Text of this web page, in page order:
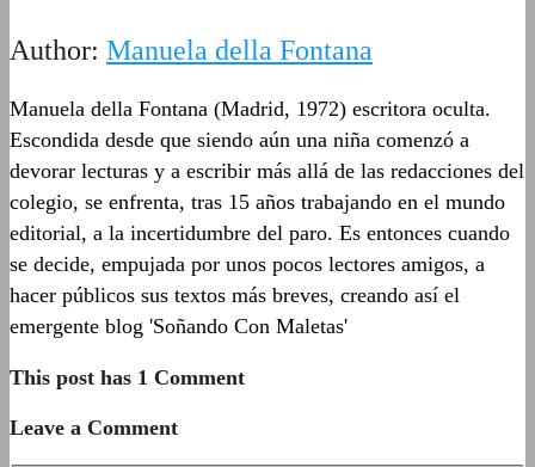
Author: Manuela della Fontana
Manuela della Fontana (Madrid, 1972) escritora oculta.
Escondida desde que siendo aún una niña comenzó a
devorar lecturas y a escribir más allá de las redacciones del
colegio, se enfrenta, tras 15 años trabajando en el mundo
editorial, a la incertidumbre del paro. Es entonces cuando
se decide, empujada por unos pocos lectores amigos, a
hacer públicos sus textos más breves, creando así el
emergente blog 'Soñando Con Maletas'
This post has 1 Comment
Leave a Comment